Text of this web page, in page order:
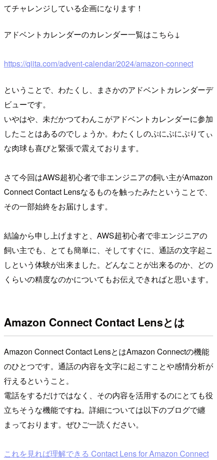
てチャレンジしている企画になります！
アドベントカレンダーのカレンダー一覧はこちら↓
https://qiita.com/advent-calendar/2024/amazon-connect
ということで、わたくし、まさかのアドベントカレンダーデ
ビューです。
いやはや、未だかつてわんこがアドベントカレンダーに参加
したことはあるのでしょうか。わたくしのぷにぷにぷりてぃ
な肉球も喜びと緊張で震えております。
さて今回はAWS超初心者で非エンジニアの飼い主がAmazon
Connect Contact Lensなるものを触ったみたということで、
その一部始終をお届けします。
結論から申し上げますと、AWS超初心者で非エンジニアの
飼い主でも、とても簡単に、そしてすぐに、通話の文字起こ
しという体験が出来ました。どんなことが出来るのか、どの
くらいの精度なのかについてもお伝えできればと思います。
Amazon Connect Contact Lensとは
Amazon Connect Contact LensとはAmazon Connectの機能
のひとつです。通話の内容を文字に起こすことや感情分析が
行えるということ。
電話をするだけではなく、その内容を活用するのにとても役
立ちそうな機能ですね。詳細については以下のブログで纏
まっております。ぜひご一読ください。
これを見れば理解できる Contact Lens for Amazon Connect